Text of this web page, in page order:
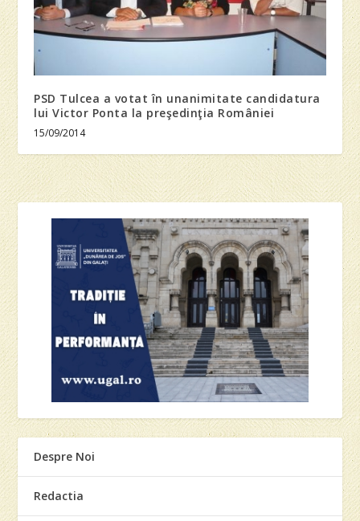
PSD Tulcea a votat în unanimitate candidatura
lui Victor Ponta la preşedinţia României
15/09/2014
Despre Noi
Redactia